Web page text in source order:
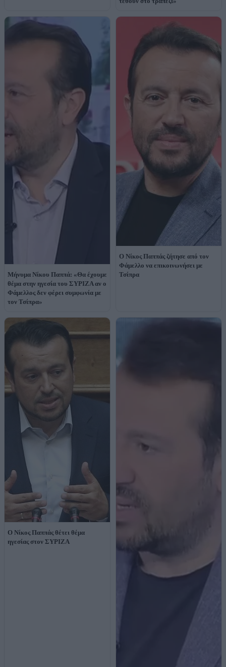
Μήνυμα Νίκου Παππά: «Θα έχουμε
θέμα στην ηγεσία του ΣΥΡΙΖΑ αν ο
Φάμελλος δεν φέρει συμφωνία με
τον Τσίπρα»
Ο Νίκος Παππάς ζήτησε από τον
Φάμελλο να επικοινωνήσει με
Τσίπρα
Ο Νίκος Παππάς θέτει θέμα
ηγεσίας στον ΣΥΡΙΖΑ